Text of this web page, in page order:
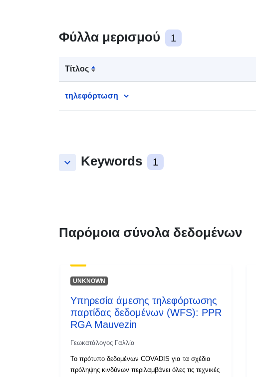
Φύλλα μερισμού 1
Τίτλος
τηλεφόρτωση
keyboard_arrow_down Keywords 1
Παρόμοια σύνολα δεδομένων
UNKNOWN
Υπηρεσία άμεσης τηλεφόρτωσης
παρτίδας δεδομένων (WFS): PPR
RGA Mauvezin
Γεωκατάλογος Γαλλία
Το πρότυπο δεδομένων COVADIS για τα σχέδια
πρόληψης κινδύνων περιλαμβάνει όλες τις τεχνικές